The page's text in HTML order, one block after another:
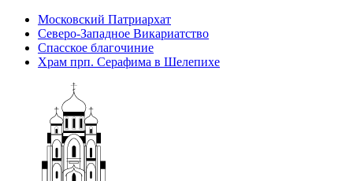
Московский Патриархат
Северо-Западное Викариатство
Спасское благочиние
Храм прп. Серафима в Шелепихе